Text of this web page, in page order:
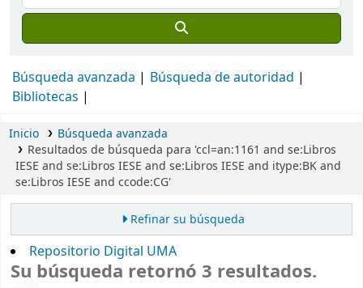
Búsqueda avanzada
Búsqueda de autoridad
Bibliotecas
Inicio
Búsqueda avanzada
Resultados de búsqueda para 'ccl=an:1161 and se:Libros
IESE and se:Libros IESE and se:Libros IESE and itype:BK and
se:Libros IESE and ccode:CG'
Refinar su búsqueda
Repositorio Digital UMA
Su búsqueda retornó 3 resultados.